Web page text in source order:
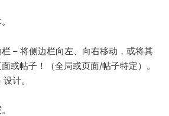
– 将侧边栏向左、向右移动，或将其
或帖子！（全局或页面/帖子特定）。
计。